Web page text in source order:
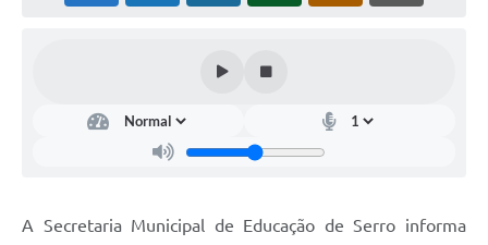
Emissão de Contracheque
A Secretaria Municipal de Educação de Serro informa